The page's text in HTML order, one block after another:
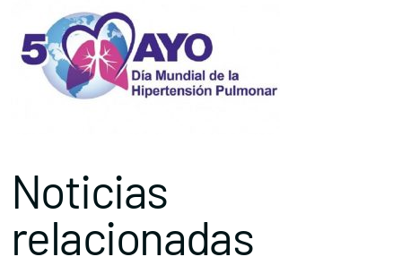
Noticias
relacionadas